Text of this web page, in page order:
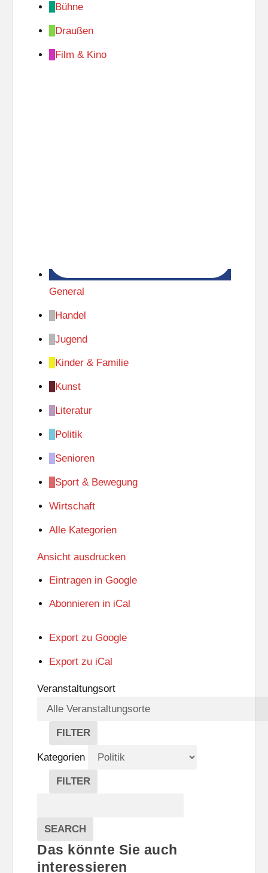
Bühne
Draußen
Film & Kino
General
Handel
Jugend
Kinder & Familie
Kunst
Literatur
Politik
Senioren
Sport & Bewegung
Wirtschaft
Alle Kategorien
Ansicht ausdrucken
Eintragen in Google
Abonnieren in iCal
Export zu Google
Export zu iCal
Veranstaltungsort
FILTER
V
E
R
A
A
L
T
U
Kategorien
FILTER
E
G
O
R
Veranstaltungen
SEARCH
Das könnte Sie auch
interessieren